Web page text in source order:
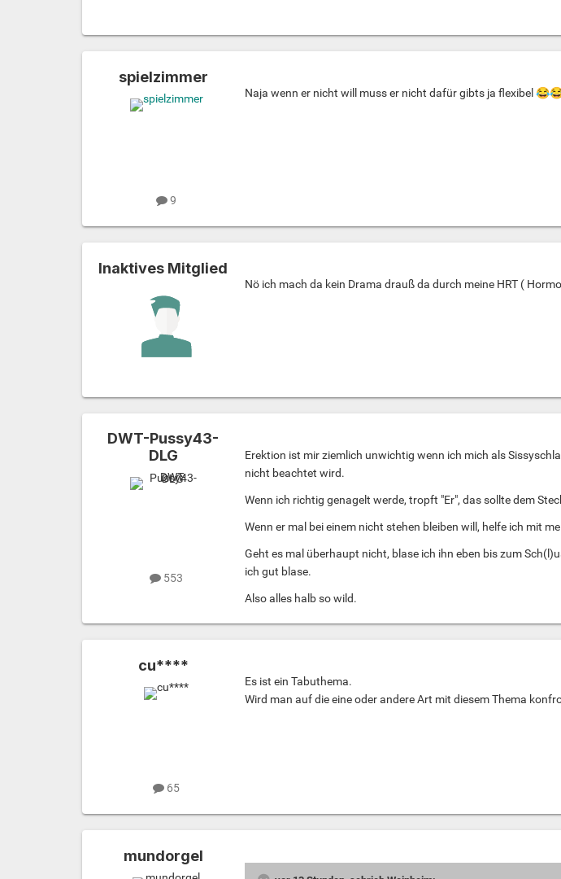
spielzimmer
9
Naja wenn er nicht will muss er nicht dafür gibts ja flexibel 😂
Inaktives Mitglied
Nö ich mach da kein Drama drauß da durch meine HRT (
DWT-Pussy43-
DLG
553
Erektion ist mir ziemlich unwichtig wenn ich mich als
nicht beachtet wird.
Wenn ich richtig genagelt werde, tropft "Er", das sollte dem
Wenn er mal bei einem nicht stehen bleiben will, helfe ich mit
Geht es mal überhaupt nicht, blase ich ihn eben bis zum
ich gut blase.
Also alles halb so wild.
cu****
65
Es ist ein Tabuthema.
Wird man auf die eine oder andere Art mit diesem Thema
mundorgel